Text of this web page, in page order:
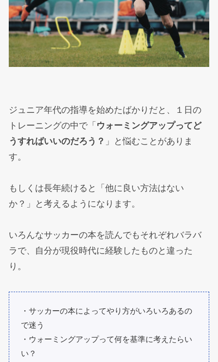
ジュニア年代の指導を始めたばかりだと、１日の
トレーニングの中で「 ウォーミングアップってど
うすればいいのだろう？ 」と悩むことがありま
す。
もしくは長年続けると「他に良い方法はない
か？」と考えるようになります。
いろんなサッカーの本を読んでもそれぞれバラバ
ラで、自分が現役時代に経験したものと違った
り。
・サッカーの本によってやり方がいろいろあるの
で迷う
・ウォーミングアップって何を基準に考えたらい
い？